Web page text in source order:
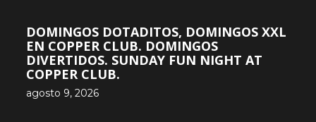
DOMINGOS DOTADITOS, DOMINGOS XXL
EN COPPER CLUB. DOMINGOS
DIVERTIDOS. SUNDAY FUN NIGHT AT
COPPER CLUB.
agosto 9, 2026